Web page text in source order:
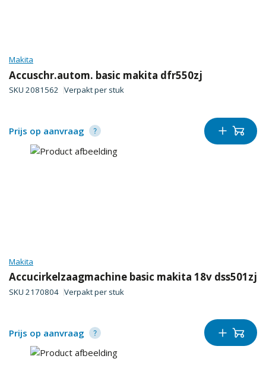
Makita
Accuschr.autom. basic makita dfr550zj
SKU 2081562 Verpakt per stuk
Prijs op aanvraag
Makita
Accucirkelzaagmachine basic makita 18v dss501zj
SKU 2170804 Verpakt per stuk
Prijs op aanvraag